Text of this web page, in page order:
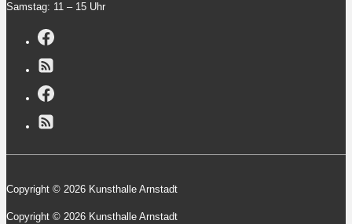
Samstag: 11 – 15 Uhr
Copyright © 2026 Kunsthalle Arnstadt
Copyright © 2026 Kunsthalle Arnstadt